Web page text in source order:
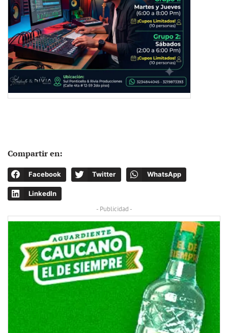
Compartir en:
Facebook Twitter WhatsApp
LinkedIn
- Publicidad -